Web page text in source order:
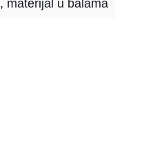
, materijal u balama